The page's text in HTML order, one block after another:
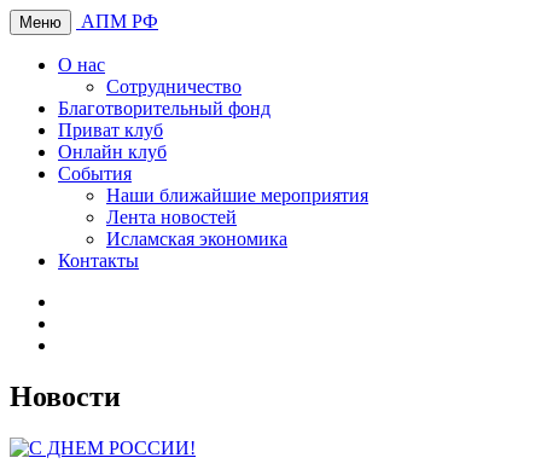
Меню АПМ РФ
О нас
Сотрудничество
Благотворительный фонд
Приват клуб
Онлайн клуб
События
Наши ближайшие мероприятия
Лента новостей
Исламская экономика
Контакты
Новости